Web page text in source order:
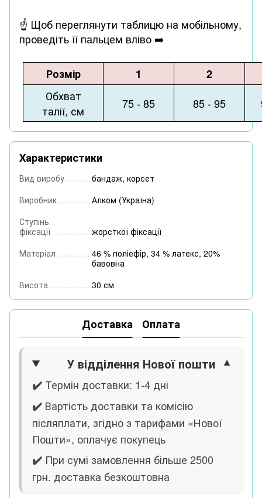
☝ Щоб переглянути таблицю на мобільному,
проведіть її пальцем вліво ➡️
Розмір 1
2
Обхват
талії, см
75 - 85 85 - 95
Характеристики
Вид виробу
бандаж, корсет
Виробник
Алком (Україна)
Ступінь
фіксації
жорсткої фіксації
Матеріал
46 % поліефір, 34 % латекс, 20%
бавовна
Висота
30 см
Доставка Оплата
У відділення Нової пошти
✔️ Термін доставки: 1-4 дні
✔️ Вартість доставки та комісію
післяплати, згідно з тарифами «Нової
Пошти», оплачує покупець
✔️ При сумі замовлення більше 2500
грн. доставка безкоштовна